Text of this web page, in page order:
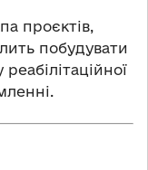
проєктів,
побудувати